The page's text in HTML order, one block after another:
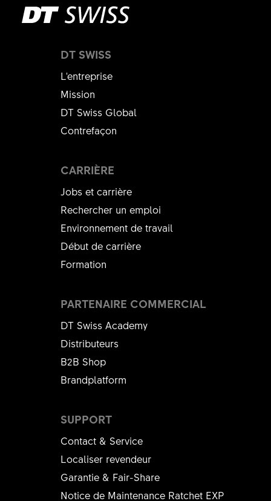
DT SWISS
L'entreprise
Mission
DT Swiss Global
Contrefaçon
CARRIÈRE
Jobs et carrière
Rechercher un emploi
Environnement de travail
Début de carrière
Formation
SUPPORT
Contact & Service
Localiser revendeur
Garantie & Fair-Share
Notice de Maintenance Ratchet EXP
PARTENAIRE COMMERCIAL
DT Swiss Academy
Distributeurs
B2B Shop
Brandplatform